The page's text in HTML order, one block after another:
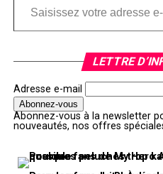
LETTRE
Adresse e-mail
Abonnez-vous à la newsletter
nouveautés, nos offres